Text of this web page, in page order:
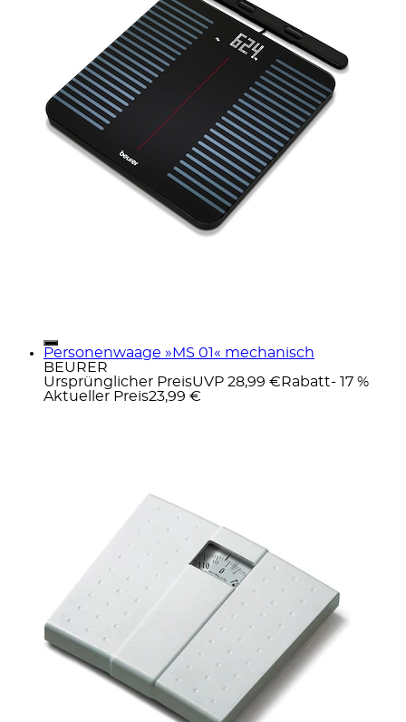
Personenwaage »MS 01« mechanisch
BEURER
Ursprünglicher PreisUVP 28,99 € Rabatt- 17 %
Aktueller Preis23,99 €